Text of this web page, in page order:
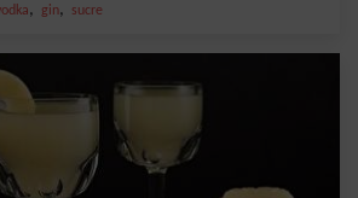
, gin, sucre